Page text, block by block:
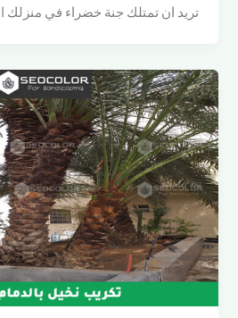
تريد ان تمتلك جنة خضراء في منزلك